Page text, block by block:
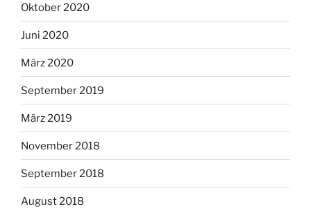
Oktober 2020
Juni 2020
März 2020
September 2019
März 2019
November 2018
September 2018
August 2018